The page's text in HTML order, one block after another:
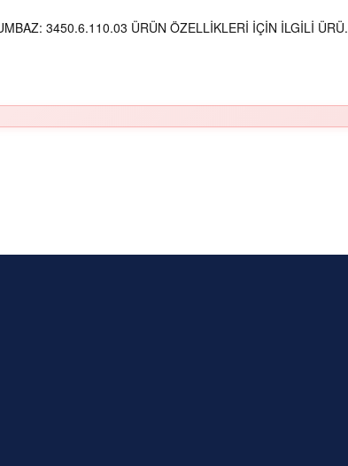
3450.6.110.03 ÜRÜN ÖZELLİKLERİ İÇİN İLGİLİ